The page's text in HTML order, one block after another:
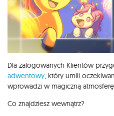
Dla zalogowanych Klientów
adwentowy, który umili
wprowadzi w magiczną
Co znajdziesz wewnątrz?